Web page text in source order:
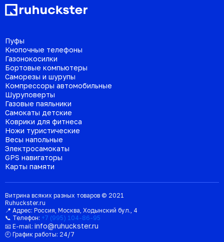
Пуфы
Кнопочные телефоны
Газонокосилки
Бортовые компьютеры
Саморезы и шурупы
Компрессоры автомобильные
Шуруповерты
Газовые паяльники
Самокаты детские
Коврики для фитнеса
Ножи туристические
Весы напольные
Электросамокаты
GPS навигаторы
Карты памяти
Витрина всяких разных товаров © 2021
Ruhuckster.ru
📍 Адрес: Россия, Москва, Ходынский бул., 4
📞 Телефон: +7 (995) 104-86-95
📧 E-mail: info@ruhuckster.ru
🕘 График работы: 24/7